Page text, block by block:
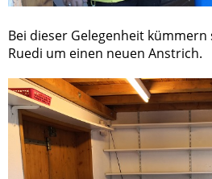
Bei dieser Gelegenheit kümmern
Ruedi um einen neuen Anstrich.